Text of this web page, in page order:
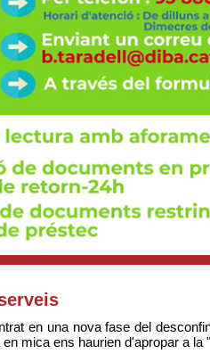
en una nova fase del
mica ens haurien d'apropar a la